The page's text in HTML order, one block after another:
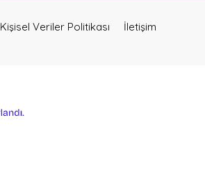
Kişisel Veriler Politikası İletişim